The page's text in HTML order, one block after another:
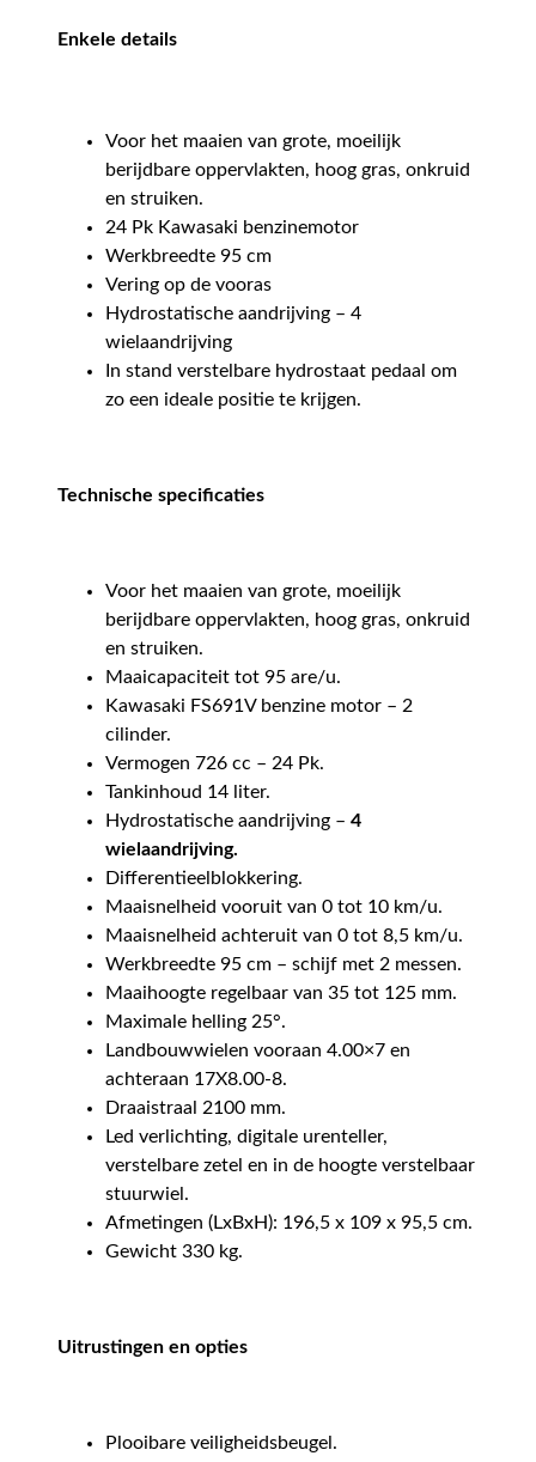
Enkele details
Voor het maaien van grote, moeilijk
berijdbare oppervlakten, hoog gras, onkruid
en struiken.
24 Pk Kawasaki benzinemotor
Werkbreedte 95 cm
Vering op de vooras
Hydrostatische aandrijving – 4
wielaandrijving
In stand verstelbare hydrostaat pedaal om
zo een ideale positie te krijgen.
Technische specificaties
Voor het maaien van grote, moeilijk
berijdbare oppervlakten, hoog gras, onkruid
en struiken.
Maaicapaciteit tot 95 are/u.
Kawasaki FS691V benzine motor – 2
cilinder.
Vermogen 726 cc – 24 Pk.
Tankinhoud 14 liter.
Hydrostatische aandrijving – 4
wielaandrijving.
Differentieelblokkering.
Maaisnelheid vooruit van 0 tot 10 km/u.
Maaisnelheid achteruit van 0 tot 8,5 km/u.
Werkbreedte 95 cm – schijf met 2 messen.
Maaihoogte regelbaar van 35 tot 125 mm.
Maximale helling 25°.
Landbouwwielen vooraan 4.00×7 en
achteraan 17X8.00-8.
Draaistraal 2100 mm.
Led verlichting, digitale urenteller,
verstelbare zetel en in de hoogte verstelbaar
stuurwiel.
Afmetingen (LxBxH): 196,5 x 109 x 95,5 cm.
Gewicht 330 kg.
Uitrustingen en opties
Plooibare veiligheidsbeugel.